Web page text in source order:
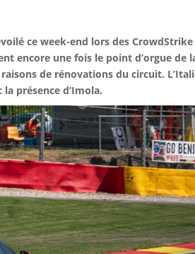
ce week-end lors des CrowdStrike
encore une fois le point d’orgue de
de rénovations du circuit.
présence d’Imola.